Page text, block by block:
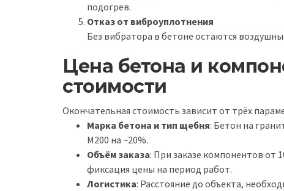
подогрев.
Отказ от виброуплотнения
Без вибратора в бетоне остаются
Цена бетона и
стоимости
Окончательная стоимость зависит от трёх
Марка бетона и тип щебня: Бетон на
М200 на ~20%.
Объём заказа: При заказе компонентов от
фиксация цены на период работ.
Логистика: Расстояние до объекта,